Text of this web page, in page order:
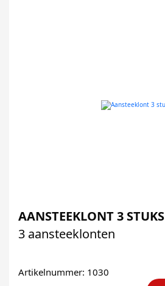
AANSTEEKLONT 3 STUKS
3 aansteeklonten
Artikelnummer: 1030